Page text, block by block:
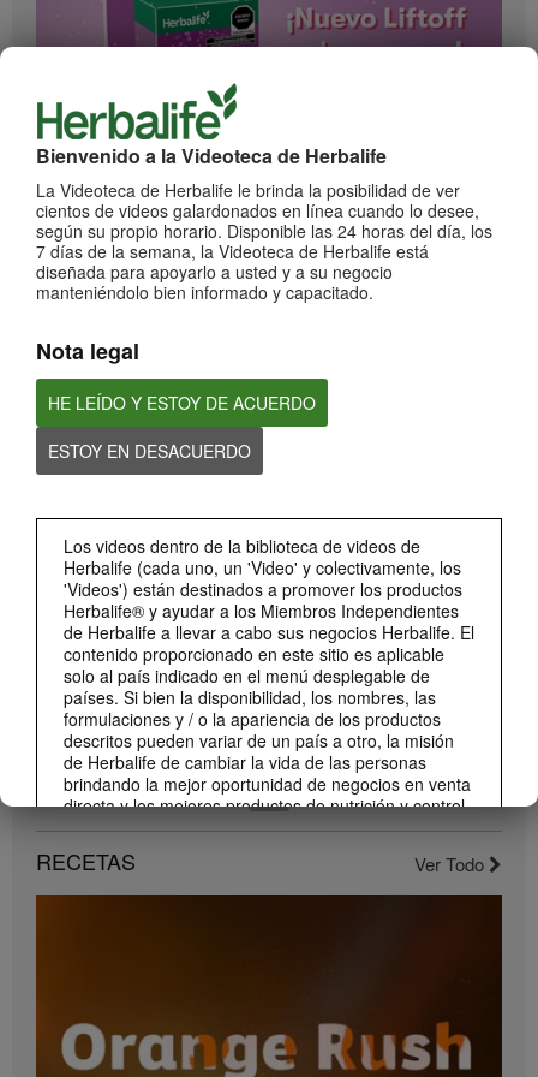
Bienvenido a la Videoteca de Herbalife
La Videoteca de Herbalife le brinda la posibilidad de ver
cientos de videos galardonados en línea cuando lo desee,
según su propio horario. Disponible las 24 horas del día, los
7 días de la semana, la Videoteca de Herbalife está
diseñada para apoyarlo a usted y a su negocio
manteniéndolo bien informado y capacitado.
Nota legal
HE LEÍDO Y ESTOY DE ACUERDO
ESTOY EN DESACUERDO
Los videos dentro de la biblioteca de videos de
Herbalife (cada uno, un 'Video' y colectivamente, los
'Videos') están destinados a promover los productos
Herbalife® y ayudar a los Miembros Independientes
de Herbalife a llevar a cabo sus negocios Herbalife. El
contenido proporcionado en este sitio es aplicable
solo al país indicado en el menú desplegable de
países. Si bien la disponibilidad, los nombres, las
formulaciones y / o la apariencia de los productos
descritos pueden variar de un país a otro, la misión
de Herbalife de cambiar la vida de las personas
brindando la mejor oportunidad de negocios en venta
directa y los mejores productos de nutrición y control
de peso son aplicable en todas partes.
Los Videos pueden incluir volúmenes de ventas o
Independientes de Herbalife que se encuentran en
financiero promedio más recientes aplicables a la
Región en la que realiza su negocio, consulte
¡Impulsa cada momento! Nuevo Liftoff sabor Moras
Conoce el nuevo sabor mora de esta bebida efervescente que le dará impulso a
cada momento
¡Dale un impulso a tu día con los nuevos sabores de Liftoff!
Conoce los nuevos sabores de Liftoff: naranja y frutas tropicales.
1:22
Compártelo con todos tus clientes y conocidos.
RECETAS Ver Todo